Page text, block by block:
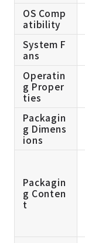
OS Comp
atibility
System F
ans
Operatin
g Proper
ties
Packagin
g Dimens
ions
Packagin
g Conten
t